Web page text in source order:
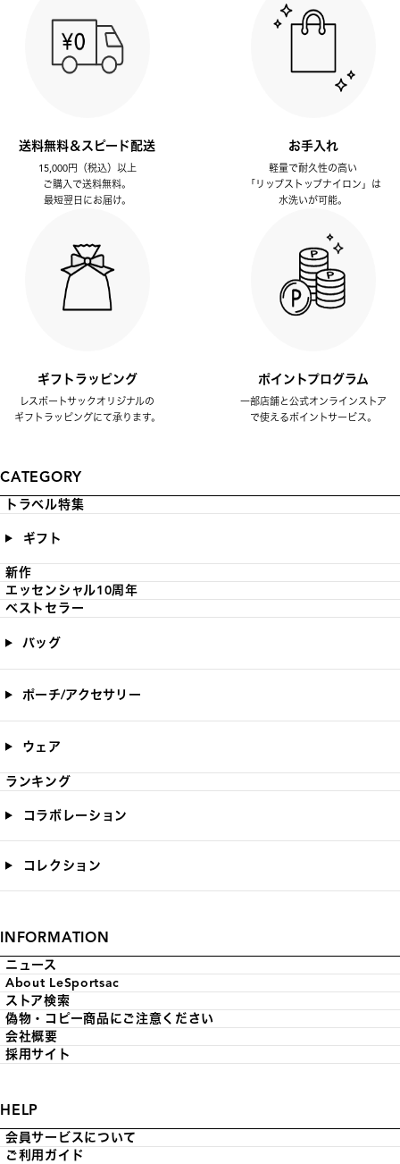
送料無料＆スピード配送
15,000円（税込）以上
ご購入で送料無料。
最短翌日にお届け。
お手入れ
軽量で耐久性の高い
「リップストップナイロン」は
水洗いが可能。
ギフトラッピング
レスポートサックオリジナルの
ギフトラッピングにて承ります。
ポイントプログラム
一部店舗と公式オンラインストア
で使えるポイントサービス。
CATEGORY
トラベル特集
ギフト
新作
エッセンシャル10周年
ベストセラー
バッグ
ポーチ/アクセサリー
ウェア
ランキング
コラボレーション
コレクション
INFORMATION
ニュース
About LeSportsac
ストア検索
偽物・コピー商品にご注意ください
会社概要
採用サイト
HELP
会員サービスについて
ご利用ガイド